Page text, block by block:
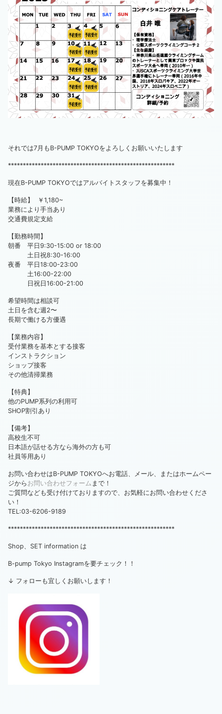
それでは7月もB-PUMP TOKYOをよろしくお願いいたします
********************************************************
現在B-PUMP TOKYOではアルバイトスタッフを募集中！
【時給】 ￥1,180~
業務により手当あり
交通費規定支給
【勤務時間】
朝番 平日9:30-15:00 or 18:00
土日祝8:30-16:00
夜番 平日18:00-23:00
土16:00-22:00
日祝日16:00-21:00
希望時間は相談可
土日を含む週2〜
長期で働ける方優遇
【業務内容】
受付業務を基本とする接客
インストラクション
ショップ接客
その他清掃業務
【特典】
他のPUMP系列の利用可
SHOP割引あり
【備考】
高校生不可
日本語が話せる方なら海外の方も可
社員等用あり
お問い合わせはB-PUMP TOKYOへお電話、メール、またはホームペー
ジから お問い合わせフォーム まで！
ご質問なども受け付けておりますので、お気軽にお問い合わせくださ
い！
TEL:03-6206-9189
********************************************************
Shop、SET information は
B-pump Tokyo Instagramを要チェック！！
↓ フォローも宜しくお願いします！